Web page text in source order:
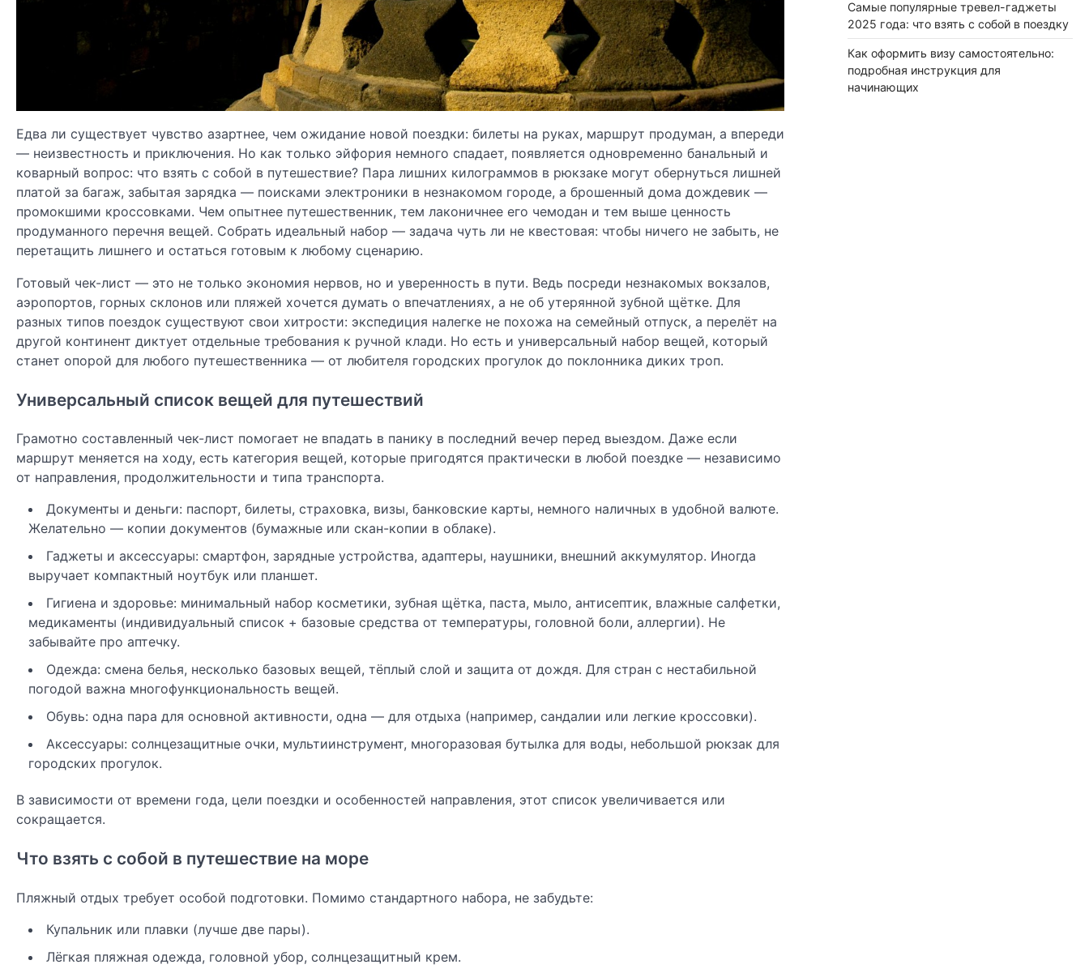
Едва ли существует чувство азартнее, чем ожидание новой поездки: билеты на руках, маршрут продуман, а впереди
— неизвестность и приключения. Но как только эйфория немного спадает, появляется одновременно банальный и
коварный вопрос: что взять с собой в путешествие? Пара лишних килограммов в рюкзаке могут обернуться лишней
платой за багаж, забытая зарядка — поисками электроники в незнакомом городе, а брошенный дома дождевик —
промокшими кроссовками. Чем опытнее путешественник, тем лаконичнее его чемодан и тем выше ценность
продуманного перечня вещей. Собрать идеальный набор — задача чуть ли не квестовая: чтобы ничего не забыть, не
перетащить лишнего и остаться готовым к любому сценарию.
Готовый чек-лист — это не только экономия нервов, но и уверенность в пути. Ведь посреди незнакомых вокзалов,
аэропортов, горных склонов или пляжей хочется думать о впечатлениях, а не об утерянной зубной щётке. Для
разных типов поездок существуют свои хитрости: экспедиция налегке не похожа на семейный отпуск, а перелёт на
другой континент диктует отдельные требования к ручной клади. Но есть и универсальный набор вещей, который
станет опорой для любого путешественника — от любителя городских прогулок до поклонника диких троп.
Универсальный список вещей для путешествий
Грамотно составленный чек-лист помогает не впадать в панику в последний вечер перед выездом. Даже если
маршрут меняется на ходу, есть категория вещей, которые пригодятся практически в любой поездке — независимо
от направления, продолжительности и типа транспорта.
Документы и деньги: паспорт, билеты, страховка, визы, банковские карты, немного наличных в удобной валюте.
Желательно — копии документов (бумажные или скан-копии в облаке).
Гаджеты и аксессуары: смартфон, зарядные устройства, адаптеры, наушники, внешний аккумулятор. Иногда
выручает компактный ноутбук или планшет.
Гигиена и здоровье: минимальный набор косметики, зубная щётка, паста, мыло, антисептик, влажные салфетки,
медикаменты (индивидуальный список + базовые средства от температуры, головной боли, аллергии). Не
забывайте про аптечку.
Одежда: смена белья, несколько базовых вещей, тёплый слой и защита от дождя. Для стран с нестабильной
погодой важна многофункциональность вещей.
Обувь: одна пара для основной активности, одна — для отдыха (например, сандалии или легкие кроссовки).
Аксессуары: солнцезащитные очки, мультиинструмент, многоразовая бутылка для воды, небольшой рюкзак для
городских прогулок.
В зависимости от времени года, цели поездки и особенностей направления, этот список увеличивается или
сокращается.
Что взять с собой в путешествие на море
Пляжный отдых требует особой подготовки. Помимо стандартного набора, не забудьте:
Купальник или плавки (лучше две пары).
Лёгкая пляжная одежда, головной убор, солнцезащитный крем.
Самые популярные тревел-гаджеты
2025 года: что взять с собой в поездку
Как оформить визу самостоятельно:
подробная инструкция для
начинающих